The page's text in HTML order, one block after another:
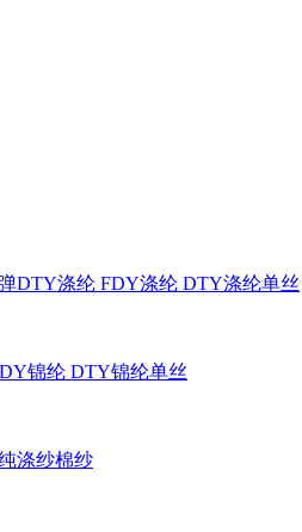
DTY涤纶 FDY涤纶 DTY涤纶单丝
锦纶 DTY锦纶单丝
涤纱棉纱